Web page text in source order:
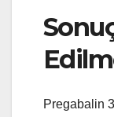
Pregabalin